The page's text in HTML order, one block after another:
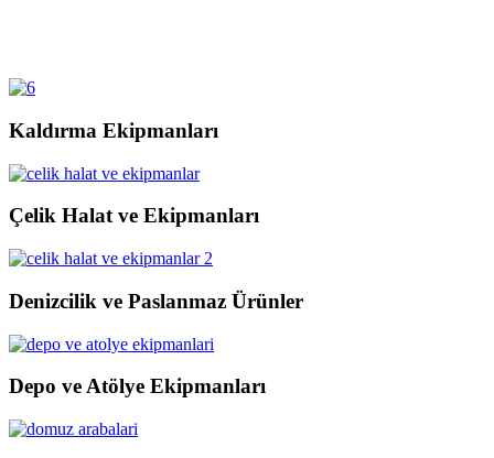
Kaldırma Ekipmanları
Çelik Halat ve Ekipmanları
Denizcilik ve Paslanmaz Ürünler
Depo ve Atölye Ekipmanları